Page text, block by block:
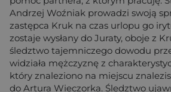
Andrzej Woźniak prowadzi swoją
zastępca Kruk na czas urlopu go
zostaje wysłany do Juraty, oboje z
śledztwo tajemniczego dowodu
widziała mężczyznę z
który znaleziono na miejscu
do Artura Wieczorka. Śledztwo